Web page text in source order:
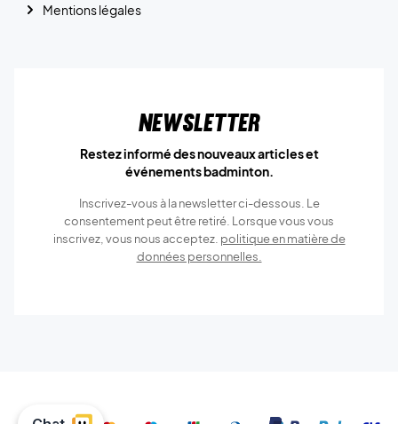
Mentions légales
Newsletter
Restez informé des nouveaux articles et
événements badminton.
Inscrivez-vous à la newsletter ci-dessous. Le
consentement peut être retiré. Lorsque vous vous
inscrivez, vous nous acceptez. politique en matière de
données personnelles.